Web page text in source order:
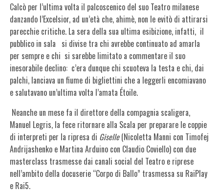
Calcò per l’ultima volta il palcoscenico del suo Teatro milanese
danzando l’Excelsior, ad un’età che, ahimè, non le evitò di attirarsi
parecchie critiche. La sera della sua ultima esibizione, infatti, il
pubblico in sala si divise tra chi avrebbe continuato ad amarla
per sempre e chi si sarebbe limitato a commentare il suo
inesorabile declino: c’era dunque chi scuoteva la testa e chi, dai
palchi, lanciava un fiume di bigliettini che a leggerli encomiavano
e salutavano un’ultima volta l’amata Étoile.
Neanche un mese fa il direttore della compagnia scaligera,
Manuel Legris, la fece ritornare alla Scala per preparare le coppie
di interpreti per la ripresa di Giselle(Nicoletta Manni con Timofej
Andrijashenko e Martina Arduino con Claudio Coviello) con due
masterclass trasmesse dai canali social del Teatro e riprese
nell’ambito della docuserie “Corpo di Ballo” trasmessa su RaiPlay
e Rai5.